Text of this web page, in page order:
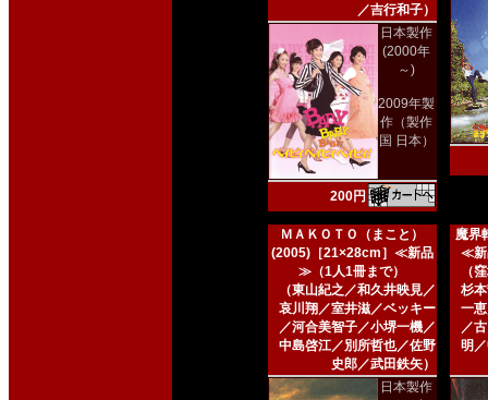
／吉行和子）
日本製作
(2000年
～)
2009年製
作（製作
国 日本）
200円
ＭＡＫＯＴＯ（まこと）
(2005)［21×28cm］≪新品
≫（1人1冊まで）
（東山紀之／和久井映見／
哀川翔／室井滋／ベッキー
／河合美智子／小堺一機／
中島啓江／別所哲也／佐野
史郎／武田鉄矢）
日本製作
魔界
≪新
（
杉
一
／
明